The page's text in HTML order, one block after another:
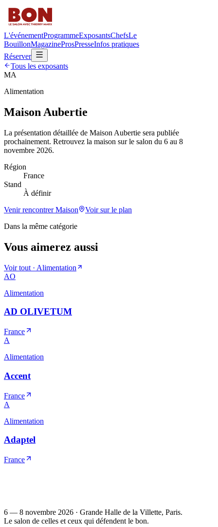
L'événementProgrammeExposantsChefsLe
BouillonMagazineProsPresseInfos pratiques
Réserver
Tous les exposants
MA
Alimentation
Maison Aubertie
La présentation détaillée de Maison Aubertie sera publiée
prochainement. Retrouvez la maison sur le salon du 6 au 8
novembre 2026.
Région
France
Stand
À définir
Venir rencontrerMaison
Voir sur le plan
Dans la même catégorie
Vous aimerez aussi
Voir tout · Alimentation
AO
Alimentation
AD OLIVETUM
France
A
Alimentation
Accent
France
A
Alimentation
Adaptel
France
6 — 8 novembre 2026 · Grande Halle de la Villette, Paris.
Le salon de celles et ceux qui défendent le bon.